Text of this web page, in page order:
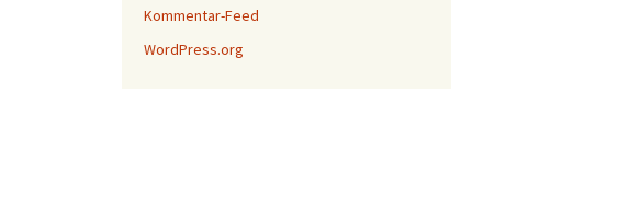
Kommentar-Feed
WordPress.org